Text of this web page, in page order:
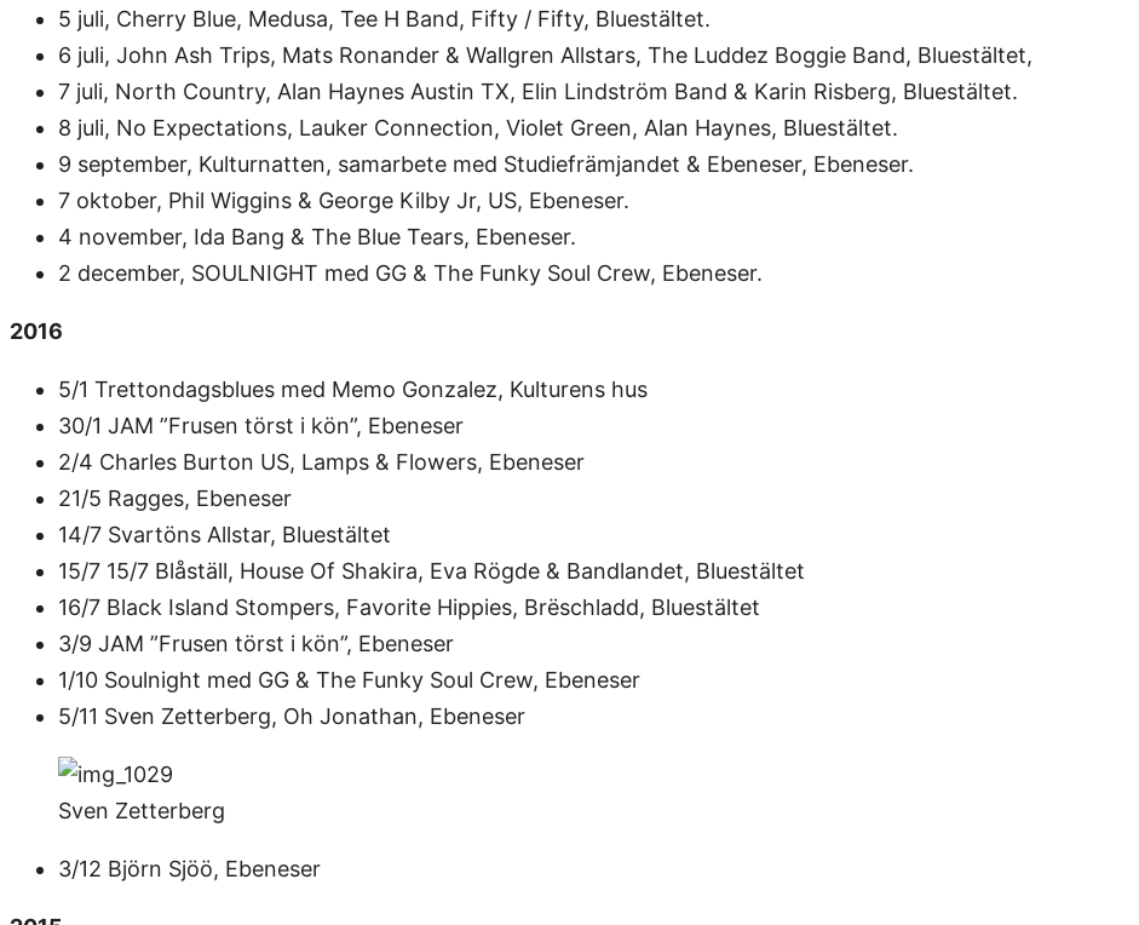
5 juli, Cherry Blue, Medusa, Tee H Band, Fifty / Fifty, Bluestältet.
6 juli, John Ash Trips, Mats Ronander & Wallgren Allstars, The Luddez Boggie Band, Bluestältet,
7 juli, North Country, Alan Haynes Austin TX, Elin Lindström Band & Karin Risberg, Bluestältet.
8 juli, No Expectations, Lauker Connection, Violet Green, Alan Haynes, Bluestältet.
9 september, Kulturnatten, samarbete med Studiefrämjandet & Ebeneser, Ebeneser.
7 oktober, Phil Wiggins & George Kilby Jr, US, Ebeneser.
4 november, Ida Bang & The Blue Tears, Ebeneser.
2 december, SOULNIGHT med GG & The Funky Soul Crew, Ebeneser.
2016
5/1 Trettondagsblues med Memo Gonzalez, Kulturens hus
30/1 JAM ”Frusen törst i kön”, Ebeneser
2/4 Charles Burton US, Lamps & Flowers, Ebeneser
21/5 Ragges, Ebeneser
14/7 Svartöns Allstar, Bluestältet
15/7 15/7 Blåställ, House Of Shakira, Eva Rögde & Bandlandet, Bluestältet
16/7 Black Island Stompers, Favorite Hippies, Brëschladd, Bluestältet
3/9 JAM ”Frusen törst i kön”, Ebeneser
1/10 Soulnight med GG & The Funky Soul Crew, Ebeneser
5/11 Sven Zetterberg, Oh Jonathan, Ebeneser
Sven Zetterberg
3/12 Björn Sjöö, Ebeneser